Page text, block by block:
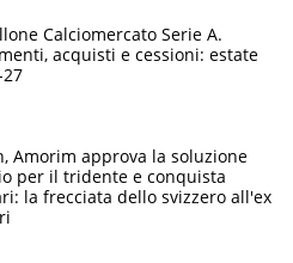
Calciomercato Serie A.
acquisti e cessioni: estate
27
Amorim approva la soluzione
per il tridente e conquista
la frecciata dello svizzero all'ex